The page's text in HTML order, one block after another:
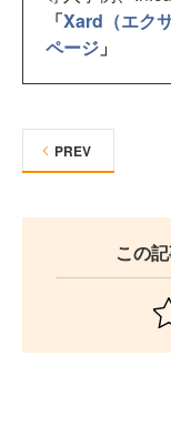
「Xard（エク
ページ 」
PREV
この